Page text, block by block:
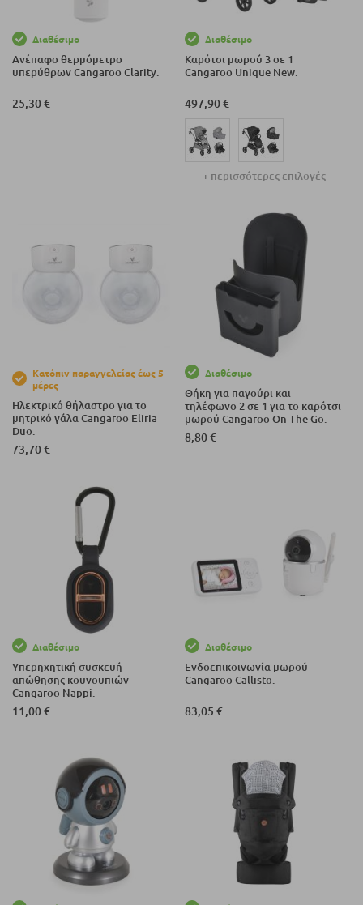
Διαθέσιμο
Ανέπαφο θερμόμετρο
υπερύθρων Cangaroo Clarity.
25,30 €
Διαθέσιμο
Καρότσι μωρού 3 σε 1
Cangaroo Unique New.
497,90 €
+ περισσότερες επιλογές
Κατόπιν παραγγελείας έως 5
μέρες
Ηλεκτρικό θήλαστρο για το
μητρικό γάλα Cangaroo Eliria
Duo.
73,70 €
Διαθέσιμο
Θήκη για παγούρι και
τηλέφωνο 2 σε 1 για το καρότσι
μωρού Cangaroo On The Go.
8,80 €
Διαθέσιμο
Υπερηχητική συσκευή
απώθησης κουνουπιών
Cangaroo Nappi.
11,00 €
Διαθέσιμο
Ενδοεπικοινωνία μωρού
Cangaroo Callisto.
83,05 €